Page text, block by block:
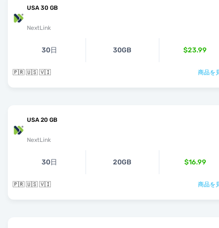
USA 30 GB
NextLink
30日 30GB $23.99
🇵🇷 🇺🇸 🇻🇮 商品を
USA 20 GB
NextLink
30日 20GB $16.99
🇵🇷 🇺🇸 🇻🇮 商品を